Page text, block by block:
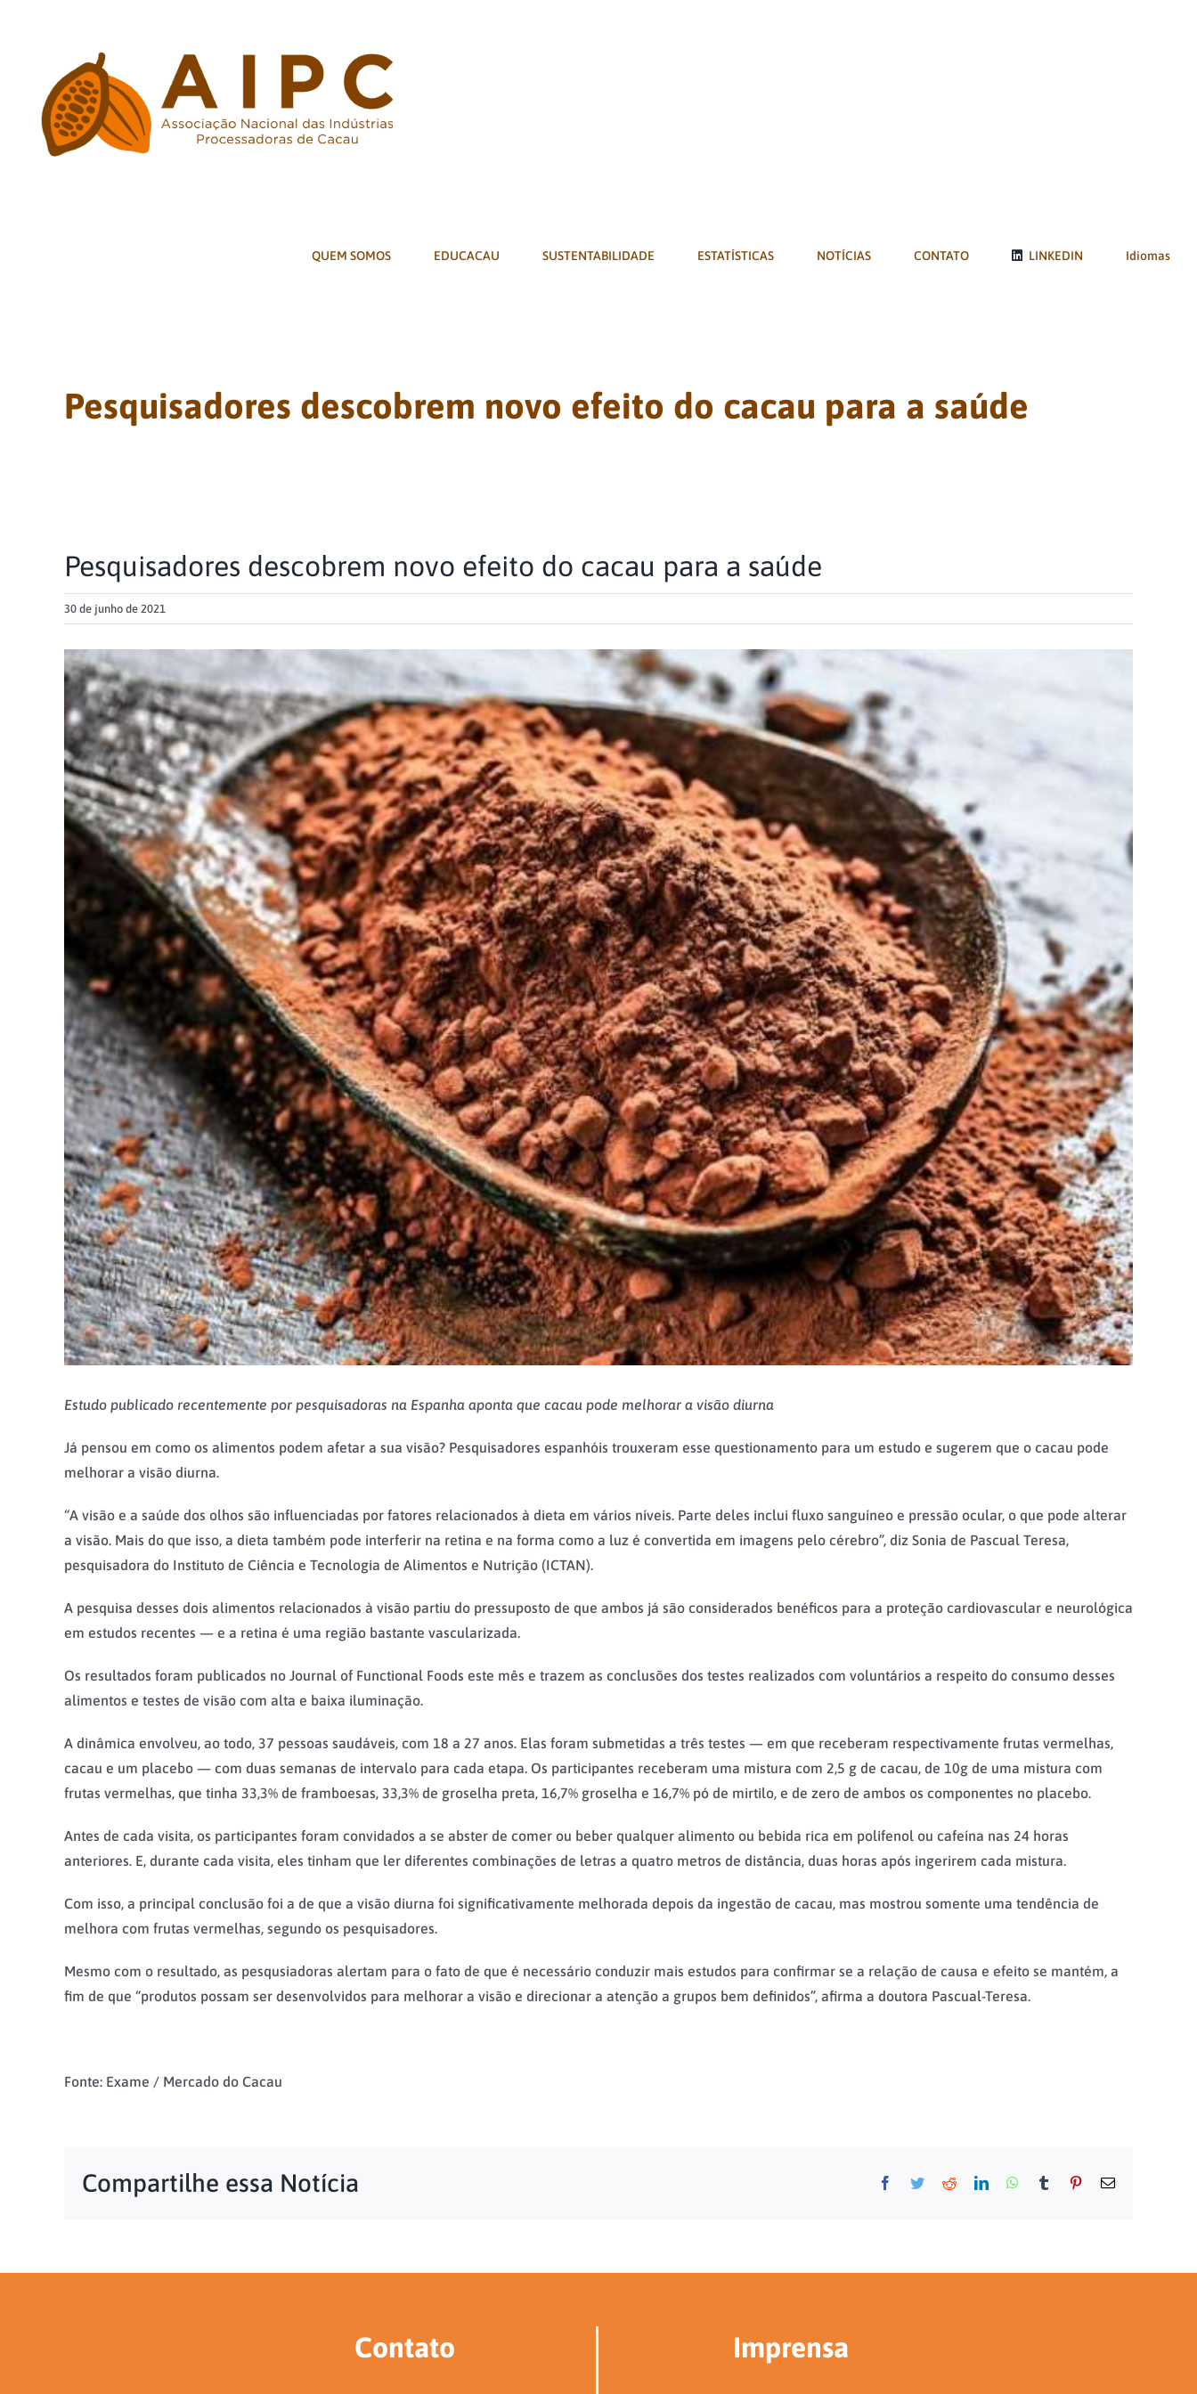
conteúdo
QUEM SOMOS EDUCACAU SUSTENTABILIDADE ESTATÍSTICAS NOTÍCIAS CONTATO LINKEDIN Idiomas
Pesquisadores descobrem novo efeito do cacau para a saúde
Pesquisadores descobrem novo efeito do cacau para a saúde
30 de junho de 2021
View
Larger
Image
Estudo publicado recentemente por pesquisadoras na Espanha aponta que cacau pode melhorar a visão diurna
Já pensou em como os alimentos podem afetar a sua visão? Pesquisadores espanhóis trouxeram esse questionamento para um estudo e sugerem que o cacau pode
melhorar a visão diurna.
“A visão e a saúde dos olhos são influenciadas por fatores relacionados à dieta em vários níveis. Parte deles inclui fluxo sanguíneo e pressão ocular, o que pode alterar
a visão. Mais do que isso, a dieta também pode interferir na retina e na forma como a luz é convertida em imagens pelo cérebro”, diz Sonia de Pascual Teresa,
pesquisadora do Instituto de Ciência e Tecnologia de Alimentos e Nutrição (ICTAN).
A pesquisa desses dois alimentos relacionados à visão partiu do pressuposto de que ambos já são considerados benéficos para a proteção cardiovascular e neurológica
em estudos recentes — e a retina é uma região bastante vascularizada.
Os resultados foram publicados no Journal of Functional Foods este mês e trazem as conclusões dos testes realizados com voluntários a respeito do consumo desses
alimentos e testes de visão com alta e baixa iluminação.
A dinâmica envolveu, ao todo, 37 pessoas saudáveis, com 18 a 27 anos. Elas foram submetidas a três testes — em que receberam respectivamente frutas vermelhas,
cacau e um placebo — com duas semanas de intervalo para cada etapa. Os participantes receberam uma mistura com 2,5 g de cacau, de 10g de uma mistura com
frutas vermelhas, que tinha 33,3% de framboesas, 33,3% de groselha preta, 16,7% groselha e 16,7% pó de mirtilo, e de zero de ambos os componentes no placebo.
Antes de cada visita, os participantes foram convidados a se abster de comer ou beber qualquer alimento ou bebida rica em polifenol ou cafeína nas 24 horas
anteriores. E, durante cada visita, eles tinham que ler diferentes combinações de letras a quatro metros de distância, duas horas após ingerirem cada mistura.
Com isso, a principal conclusão foi a de que a visão diurna foi significativamente melhorada depois da ingestão de cacau, mas mostrou somente uma tendência de
melhora com frutas vermelhas, segundo os pesquisadores.
Mesmo com o resultado, as pesqusiadoras alertam para o fato de que é necessário conduzir mais estudos para confirmar se a relação de causa e efeito se mantém, a
fim de que “produtos possam ser desenvolvidos para melhorar a visão e direcionar a atenção a grupos bem definidos”, afirma a doutora Pascual-Teresa.
Fonte: Exame / Mercado do Cacau
Compartilhe essa Notícia Facebook
TwitterRedditLinkedInWhatsApp
Tumblr Pinterest
E-
Contato Imprensa